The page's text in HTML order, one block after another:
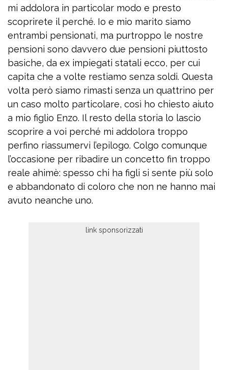
mi addolora in particolar modo e presto
scoprirete il perché. Io e mio marito siamo
entrambi pensionati, ma purtroppo le nostre
pensioni sono davvero due pensioni piuttosto
basiche, da ex impiegati statali ecco, per cui
capita che a volte restiamo senza soldi. Questa
volta però siamo rimasti senza un quattrino per
un caso molto particolare, così ho chiesto aiuto
a mio figlio Enzo. Il resto della storia lo lascio
scoprire a voi perché mi addolora troppo
perfino riassumervi l’epilogo. Colgo comunque
l’occasione per ribadire un concetto fin troppo
reale ahimè: spesso chi ha figli si sente più solo
e abbandonato di coloro che non ne hanno mai
avuto neanche uno.